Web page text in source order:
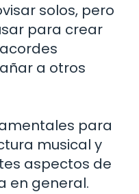
solos, pero
para crear
a otros
para
musical y
aspectos de
en general.